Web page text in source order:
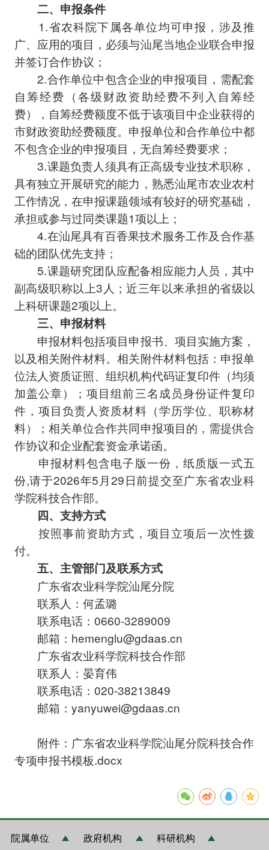
二、申报条件
1.省农科院下属各单位均可申报，涉及推
广、应用的项目，必须与汕尾当地企业联合申报
并签订合作协议；
2.合作单位中包含企业的申报项目，需配套
自筹经费（各级财政资助经费不列入自筹经
费），自筹经费额度不低于该项目中企业获得的
市财政资助经费额度。申报单位和合作单位中都
不包含企业的申报项目，无自筹经费要求；
3.课题负责人须具有正高级专业技术职称，
具有独立开展研究的能力，熟悉汕尾市农业农村
工作情况，在申报课题领域有较好的研究基础，
承担或参与过同类课题1项以上；
4.在汕尾具有百香果技术服务工作及合作基
础的团队优先支持；
5.课题研究团队应配备相应能力人员，其中
副高级职称以上3人；近三年以来承担的省级以
上科研课题2项以上。
三、申报材料
申报材料包括项目申报书、项目实施方案，
以及相关附件材料。相关附件材料包括：申报单
位法人资质证照、组织机构代码证复印件（均须
加盖公章）；项目组前三名成员身份证件复印
件，项目负责人资质材料（学历学位、职称材
料）；相关单位合作共同申报项目的，需提供合
作协议和企业配套资金承诺函。
申报材料包含电子版一份，纸质版一式五
份,请于2026年5月29日前提交至广东省农业科
学院科技合作部。
四、支持方式
按照事前资助方式，项目立项后一次性拨
付。
五、主管部门及联系方式
广东省农业科学院汕尾分院
联系人：何孟璐
联系电话：0660-3289009
邮箱：hemenglu@gdaas.cn
广东省农业科学院科技合作部
联系人：晏育伟
联系电话：020-38213849
邮箱：yanyuwei@gdaas.cn
附件： 广东省农业科学院汕尾分院科技合作
专项申报书模板.docx
院属单位 政府机构 科研机构